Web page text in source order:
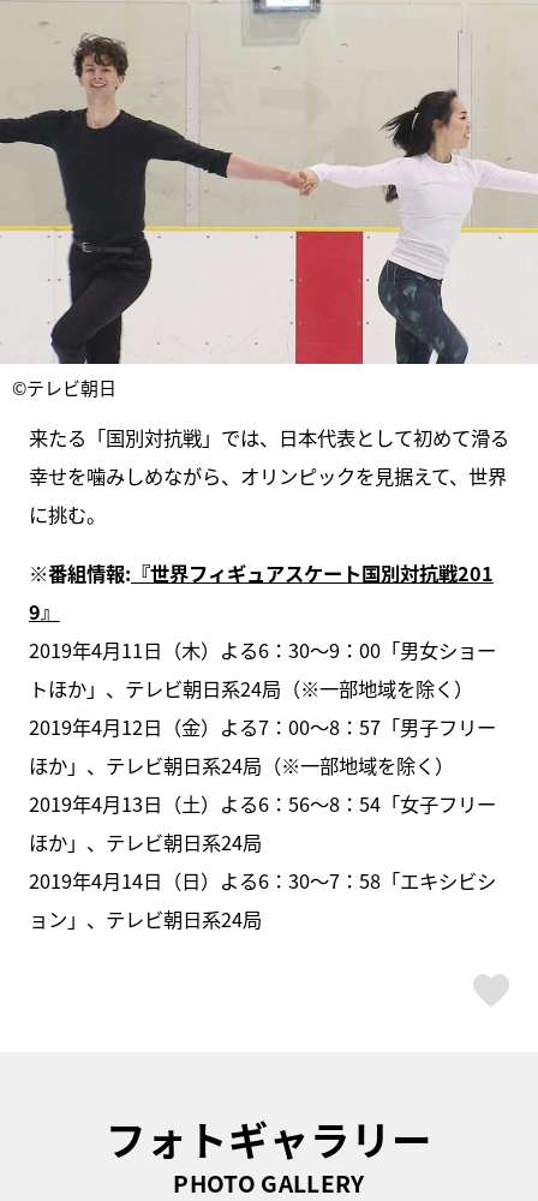
©テレビ朝日
来たる「国別対抗戦」では、日本代表として初めて滑る
幸せを噛みしめながら、オリンピックを見据えて、世界
に挑む。
※番組情報: 『世界フィギュアスケート国別対抗戦201
9』
2019年4月11日（木）よる6：30～9：00「男女ショー
トほか」、テレビ朝日系24局（※一部地域を除く）
2019年4月12日（金）よる7：00～8：57「男子フリー
ほか」、テレビ朝日系24局（※一部地域を除く）
2019年4月13日（土）よる6：56～8：54「女子フリー
ほか」、テレビ朝日系24局
2019年4月14日（日）よる6：30～7：58「エキシビシ
ョン」、テレビ朝日系24局
フォトギャラリー
PHOTO GALLERY